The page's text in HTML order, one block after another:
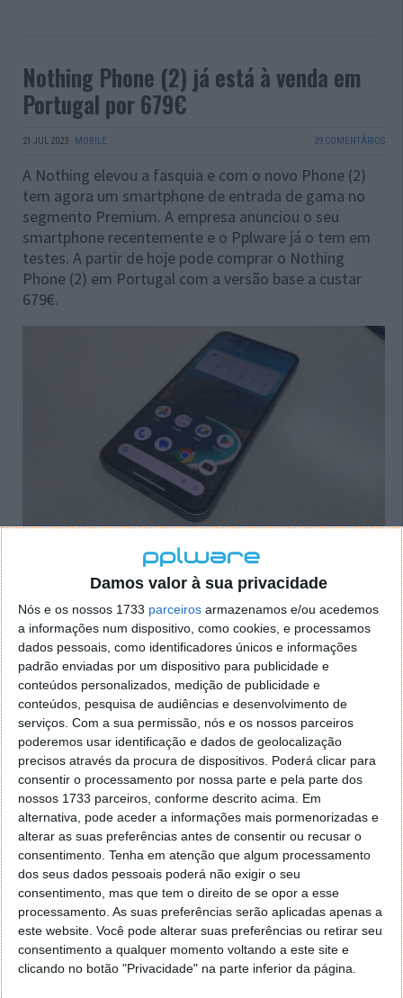
Damos valor à sua privacidade
Nós e os nossos 1733 parceiros armazenamos e/ou acedemos
a informações num dispositivo, como cookies, e processamos
dados pessoais, como identificadores únicos e informações
padrão enviadas por um dispositivo para publicidade e
conteúdos personalizados, medição de publicidade e
conteúdos, pesquisa de audiências e desenvolvimento de
serviços. Com a sua permissão, nós e os nossos parceiros
poderemos usar identificação e dados de geolocalização
precisos através da procura de dispositivos. Poderá clicar para
consentir o processamento por nossa parte e pela parte dos
nossos 1733 parceiros, conforme descrito acima. Em
alternativa, pode aceder a informações mais pormenorizadas e
alterar as suas preferências antes de consentir ou recusar o
consentimento. Tenha em atenção que algum processamento
dos seus dados pessoais poderá não exigir o seu
consentimento, mas que tem o direito de se opor a esse
processamento. As suas preferências serão aplicadas apenas a
este website. Você pode alterar suas preferências ou retirar seu
consentimento a qualquer momento voltando a este site e
clicando no botão "Privacidade" na parte inferior da página.
Nothing Phone (2) já está à venda em
Portugal por 679€
21 JUL 2023 · MOBILE 39 COMENTÁRIOS
A Nothing elevou a fasquia e com o novo Phone (2)
tem agora um smartphone de entrada de gama no
segmento Premium. A empresa anunciou o seu
smartphone recentemente e o Pplware já o tem em
testes. A partir de hoje pode comprar o Nothing
Phone (2) em Portugal com a versão base a custar
679€.
Nothing Phone (2) surge no Geekbench
e confirma SoC e RAM
06 JUL 2023·ANDROID 9 COMENTÁRIOS
Será dentro de poucos dias que a Nothing irá lançar o
seu próximo smartphone, o Nothing Phone (2). Já se
conhecem vários pormenores e agora há mais uma
informação confirmada através do teste de
benchmark da Geekbench.